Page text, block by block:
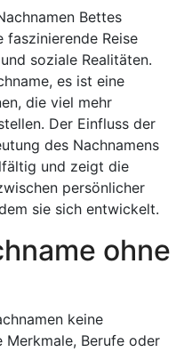
Bettes
faszinierende Reise
soziale Realitäten.
es ist eine
die viel mehr
Der Einfluss der
des Nachnamens
und zeigt die
persönlicher
sie sich entwickelt.
ohne
keine
Berufe oder